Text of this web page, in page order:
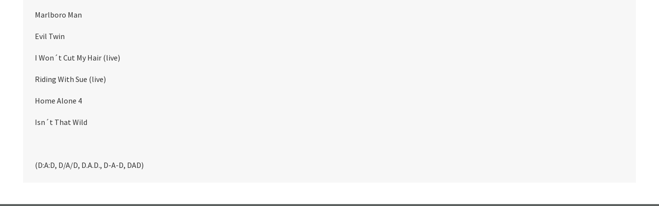
Marlboro Man
Evil Twin
I Won´t Cut My Hair (live)
Riding With Sue (live)
Home Alone 4
Isn´t That Wild
(D:A:D, D/A/D, D.A.D., D-A-D, DAD)